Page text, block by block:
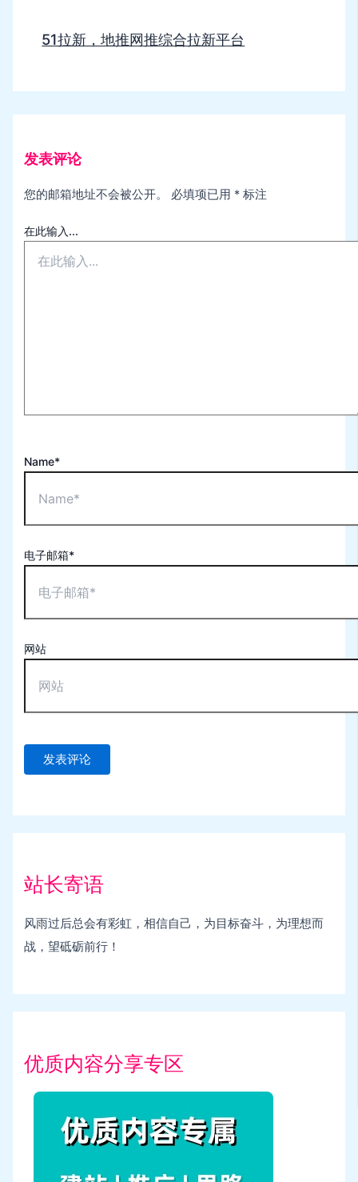
51拉新，地推网推综合拉新平台
发表评论
您的邮箱地址不会被公开。 必填项已用 * 标注
在此输入...
Name*
电子邮箱*
网站
站长寄语
风雨过后总会有彩虹，相信自己，为目标奋斗，为理想而
战，望砥砺前行！
优质内容分享专区